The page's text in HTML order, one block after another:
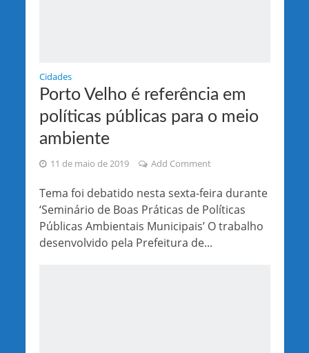
Cidades
Porto Velho é referência em
políticas públicas para o meio
ambiente
11 de maio de 2019 Add Comment
Tema foi debatido nesta sexta-feira durante
‘Seminário de Boas Práticas de Políticas
Públicas Ambientais Municipais’ O trabalho
desenvolvido pela Prefeitura de...